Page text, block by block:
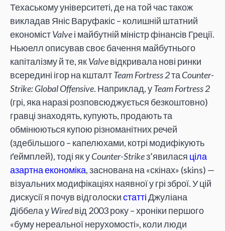
Техаському університеті, де на той час також
викладав Яніс Варуфакіс – колишній штатний
економістValveі майбутній міністр фінансів Греції.
Ньюелл описував своє бачення майбутнього
капіталізму й те, якValveвідкривала нові ринки
всередині ігор на кшталтTeam Fortress 2та Counter-
Strike: Global Offensive. Наприклад, уTeam Fortress 2
(грі, яка наразі розповсюджується безкоштовно)
гравці знаходять, купують, продають та
обмінюються купою різноманітних речей
(здебільшого – капелюхами, котрі модифікують
ґеймплей), тоді як уCounter-Strikeз’явилася ціла
азартна економіка, заснована на «скінах» (skins) —
візуальних модифікаціях наявної у грі зброї. У цій
дискусії я почув відголоскистаттіДжуліана
Діббела уWiredвід 2003 року – хроніки першого
«буму нереальної нерухомості», коли люди